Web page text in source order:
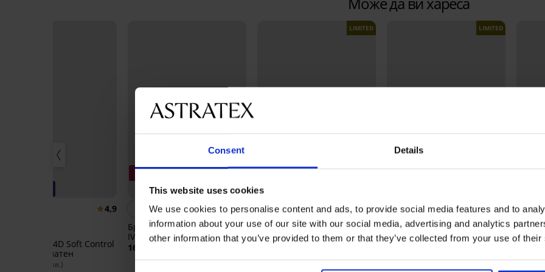
Consent Details
This website uses cookies
We use cookies to personalise content and ads, to provide social media features and to
information about your use of our site with our social media, advertising and analytics
other information that you’ve provided to them or that they’ve collected from your use of
4,9
Maia 4D Soft Control
подплатен
(80,17 лв.)
3+1 БЕЗПЛАТНО
Bestseller
5
Бразилски бикини DIVA by
IVA
16,99 €
LIMITED
5
Бански шорти MEN-A Johny
LIMITED
5
Горнище на бързосъхнещ
бански костюм Spacer
Flowerkiss
34,99 € 69,99 €